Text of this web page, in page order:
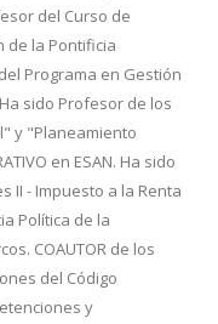
del Curso de
de la Pontificia
Programa en Gestión
sido Profesor de los
y "Planeamiento
en ESAN. Ha sido
II - Impuesto a la Renta
Política de la
COAUTOR de los
del Código
y